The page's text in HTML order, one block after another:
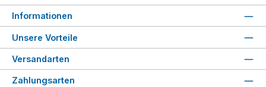
Informationen
Unsere Vorteile
Versandarten
Zahlungsarten